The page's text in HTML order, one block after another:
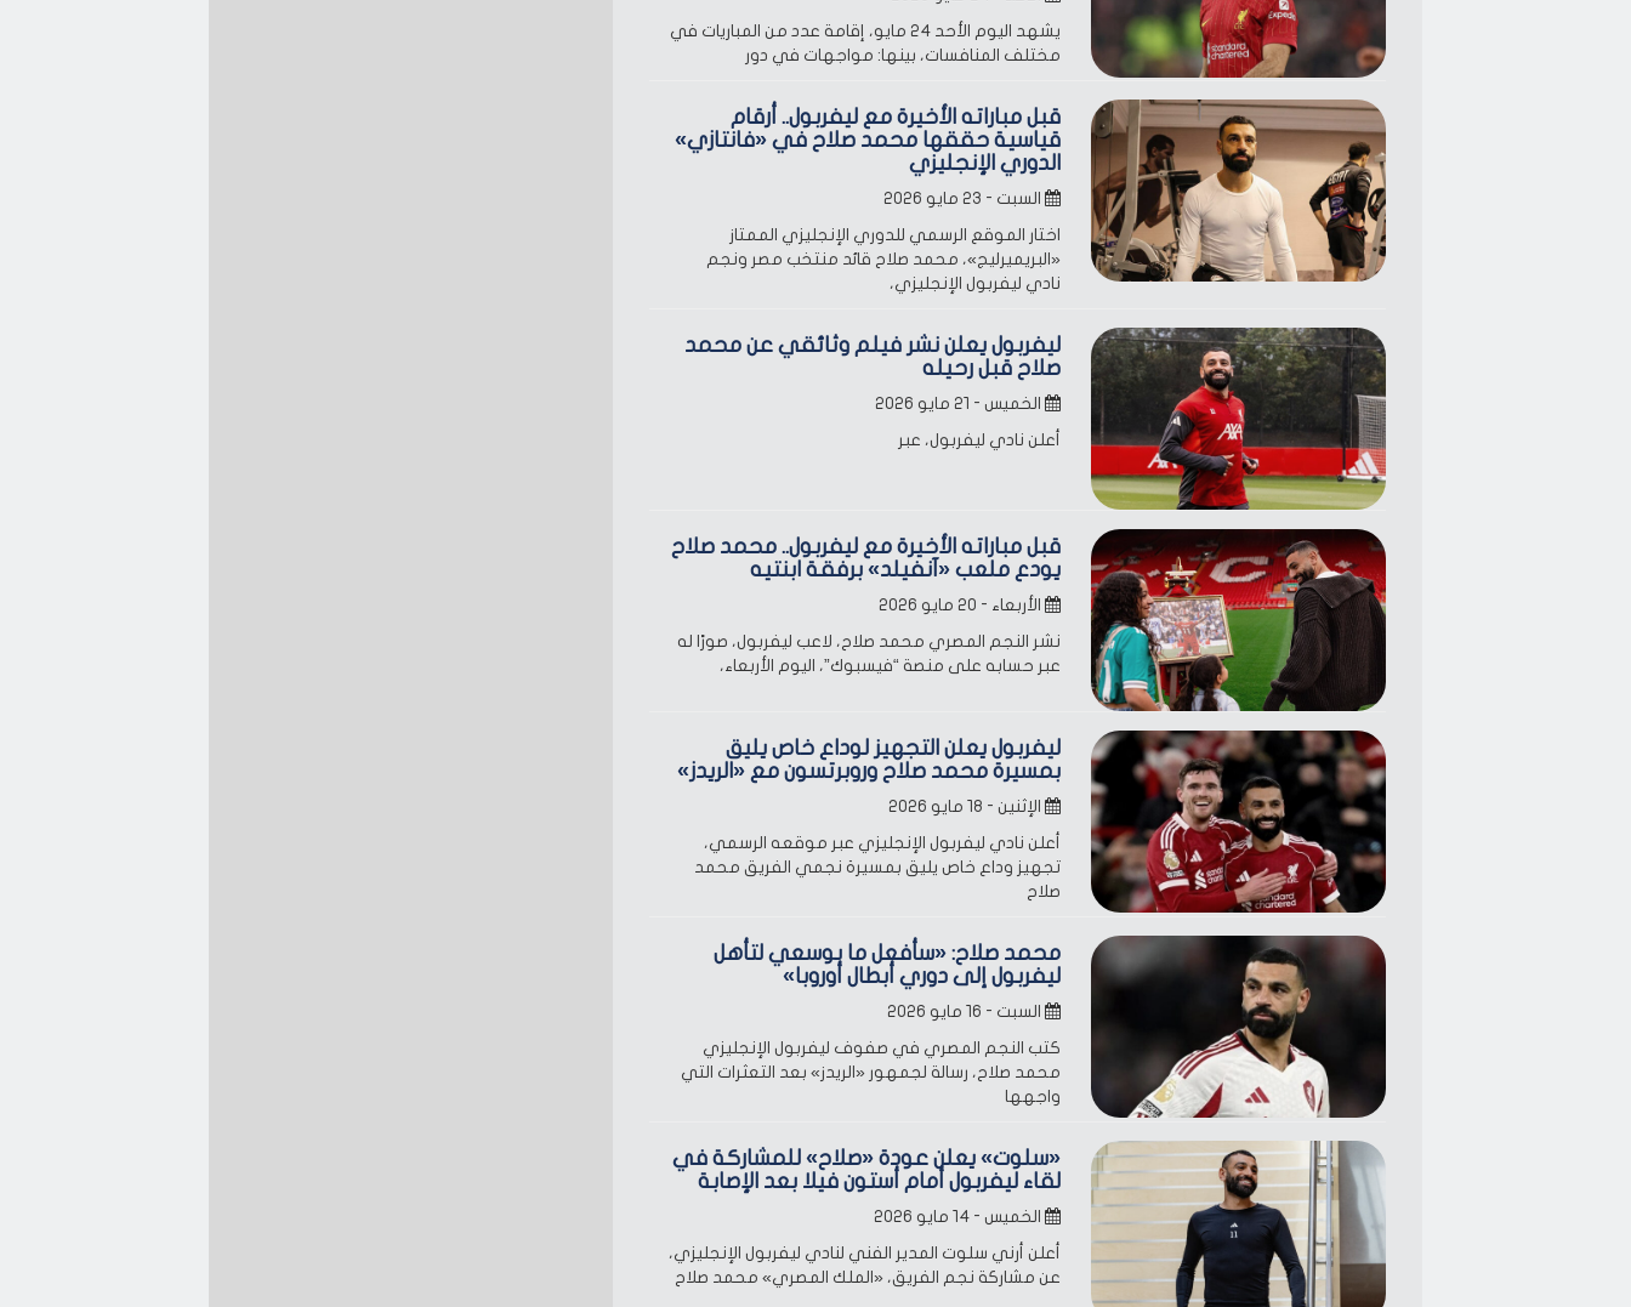
يشهد اليوم الأحد 24 مايو، إقامة عدد من المباريات في
مختلف المنافسات، بينها: مواجهات في دور
قبل مباراته الأخيرة مع ليفربول.. أرقام
قياسية حققها محمد صلاح في «فانتازي»
الدوري الإنجليزي
السبت - ٢٣ مايو ٢٠٢٦
اختار الموقع الرسمي للدوري الإنجليزي الممتاز
«البريميرليج»، محمد صلاح قائد منتخب مصر ونجم
نادي ليفربول الإنجليزي،
ليفربول يعلن نشر فيلم وثائقي عن محمد
صلاح قبل رحيله
الخميس - ٢١ مايو ٢٠٢٦
أعلن نادي ليفربول، عبر
قبل مباراته الأخيرة مع ليفربول.. محمد صلاح
يودع ملعب «آنفيلد» برفقة ابنتيه
الأربعاء - ٢٠ مايو ٢٠٢٦
نشر النجم المصري محمد صلاح، لاعب ليفربول، صورًا له
عبر حسابه على منصة “فيسبوك”، اليوم الأربعاء،
ليفربول يعلن التجهيز لوداع خاص يليق
بمسيرة محمد صلاح وروبرتسون مع «الريدز»
الإثنين - ١٨ مايو ٢٠٢٦
أعلن نادي ليفربول الإنجليزي عبر موقعه الرسمي،
تجهيز وداع خاص يليق بمسيرة نجمي الفريق محمد
صلاح
محمد صلاح: «سأفعل ما بوسعي لتأهل
ليفربول إلى دوري أبطال أوروبا»
السبت - ١٦ مايو ٢٠٢٦
كتب النجم المصري في صفوف ليفربول الإنجليزي
محمد صلاح، رسالة لجمهور «الريدز» بعد التعثرات التي
واجهها
«سلوت» يعلن عودة «صلاح» للمشاركة في
لقاء ليفربول أمام أستون فيلا بعد الإصابة
الخميس - ١٤ مايو ٢٠٢٦
أعلن أرني سلوت المدير الفني لنادي ليفربول الإنجليزي،
عن مشاركة نجم الفريق، «الملك المصري» محمد صلاح